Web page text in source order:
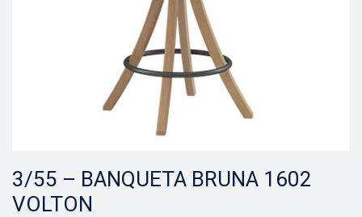
3/55 – BANQUETA BRUNA 1602
VOLTON